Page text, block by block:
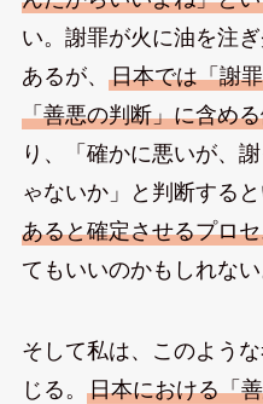
い。謝罪が火に油を注
あるが、 日本では「謝
「善悪の判断」に含め
り、「確かに悪いが、
ゃないか」と判断する
あると確定させるプロ
てもいいのかもしれない
そして私は、このよう
じる。 日本における「